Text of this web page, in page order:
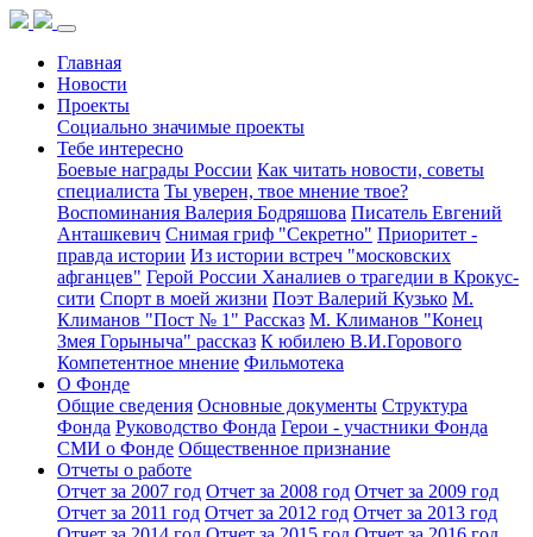
Главная
Новости
Проекты
Социально значимые проекты
Тебе интересно
Боевые награды России Как читать новости, советы
специалиста Ты уверен, твое мнение твое?
Воспоминания Валерия Бодряшова Писатель Евгений
Анташкевич Снимая гриф "Секретно" Приоритет -
правда истории Из истории встреч "московских
афганцев" Герой России Ханалиев о трагедии в Крокус-
сити Спорт в моей жизни Поэт Валерий Кузько М.
Климанов "Пост № 1" Рассказ М. Климанов "Конец
Змея Горыныча" рассказ К юбилею В.И.Горового
Компетентное мнение Фильмотека
О Фонде
Общие сведения Основные документы Структура
Фонда Руководство Фонда Герои - участники Фонда
СМИ о Фонде Общественное признание
Отчеты о работе
Отчет за 2007 год Отчет за 2008 год Отчет за 2009 год
Отчет за 2011 год Отчет за 2012 год Отчет за 2013 год